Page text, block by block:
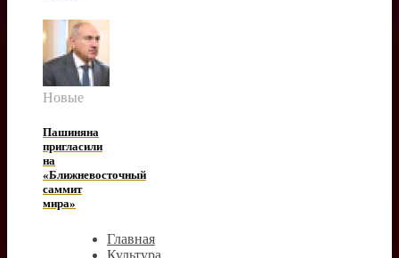
Новые
Пашиняна
пригласили
на
«Ближневосточный
саммит
мира»
Главная
Культура